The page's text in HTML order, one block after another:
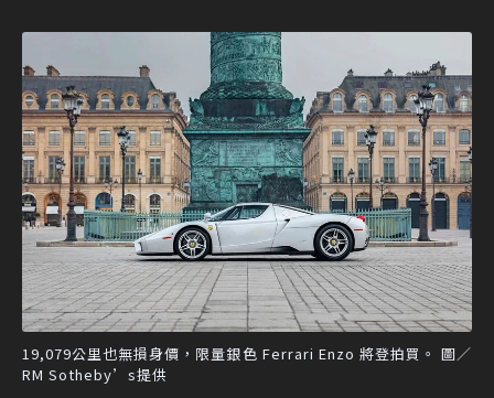
19,079公里也無損身價，限量銀色 Ferrari Enzo 將登拍買。 圖／
RM Sotheby’s提供